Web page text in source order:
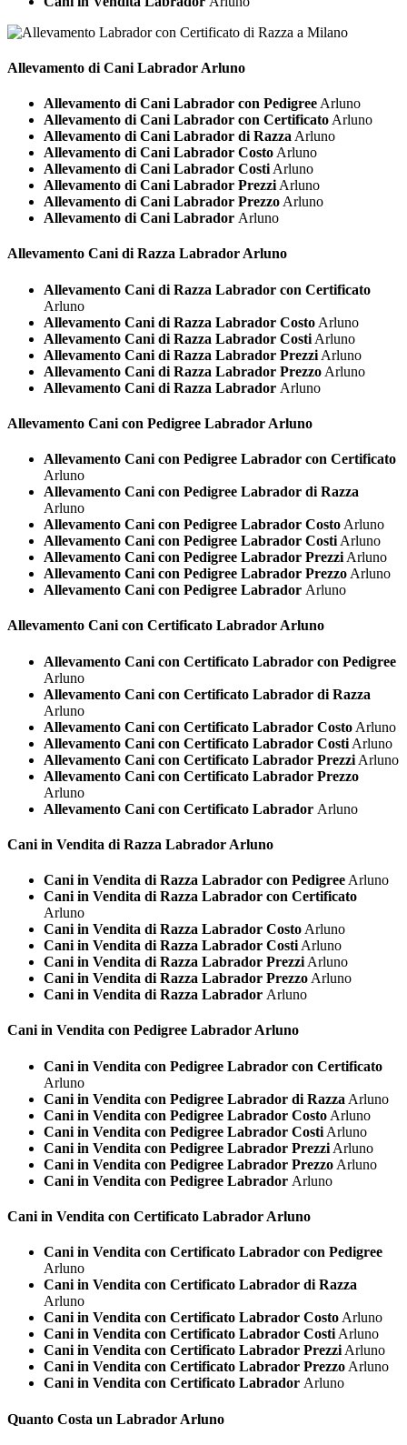
Allevamento di Cani Labrador Arluno
Allevamento di Cani Labrador con Pedigree Arluno
Allevamento di Cani Labrador con Certificato Arluno
Allevamento di Cani Labrador di Razza Arluno
Allevamento di Cani Labrador Costo Arluno
Allevamento di Cani Labrador Costi Arluno
Allevamento di Cani Labrador Prezzi Arluno
Allevamento di Cani Labrador Prezzo Arluno
Allevamento di Cani Labrador Arluno
Allevamento Cani di Razza Labrador Arluno
Allevamento Cani di Razza Labrador con Certificato
Arluno
Allevamento Cani di Razza Labrador Costo Arluno
Allevamento Cani di Razza Labrador Costi Arluno
Allevamento Cani di Razza Labrador Prezzi Arluno
Allevamento Cani di Razza Labrador Prezzo Arluno
Allevamento Cani di Razza Labrador Arluno
Allevamento Cani con Pedigree Labrador Arluno
Allevamento Cani con Pedigree Labrador con Certificato
Arluno
Allevamento Cani con Pedigree Labrador di Razza
Arluno
Allevamento Cani con Pedigree Labrador Costo Arluno
Allevamento Cani con Pedigree Labrador Costi Arluno
Allevamento Cani con Pedigree Labrador Prezzi Arluno
Allevamento Cani con Pedigree Labrador Prezzo Arluno
Allevamento Cani con Pedigree Labrador Arluno
Allevamento Cani con Certificato Labrador Arluno
Allevamento Cani con Certificato Labrador con Pedigree
Arluno
Allevamento Cani con Certificato Labrador di Razza
Arluno
Allevamento Cani con Certificato Labrador Costo Arluno
Allevamento Cani con Certificato Labrador Costi Arluno
Allevamento Cani con Certificato Labrador Prezzi Arluno
Allevamento Cani con Certificato Labrador Prezzo
Arluno
Allevamento Cani con Certificato Labrador Arluno
Cani in Vendita di Razza Labrador Arluno
Cani in Vendita di Razza Labrador con Pedigree Arluno
Cani in Vendita di Razza Labrador con Certificato
Arluno
Cani in Vendita di Razza Labrador Costo Arluno
Cani in Vendita di Razza Labrador Costi Arluno
Cani in Vendita di Razza Labrador Prezzi Arluno
Cani in Vendita di Razza Labrador Prezzo Arluno
Cani in Vendita di Razza Labrador Arluno
Cani in Vendita con Pedigree Labrador Arluno
Cani in Vendita con Pedigree Labrador con Certificato
Arluno
Cani in Vendita con Pedigree Labrador di Razza Arluno
Cani in Vendita con Pedigree Labrador Costo Arluno
Cani in Vendita con Pedigree Labrador Costi Arluno
Cani in Vendita con Pedigree Labrador Prezzi Arluno
Cani in Vendita con Pedigree Labrador Prezzo Arluno
Cani in Vendita con Pedigree Labrador Arluno
Cani in Vendita con Certificato Labrador Arluno
Cani in Vendita con Certificato Labrador con Pedigree
Arluno
Cani in Vendita con Certificato Labrador di Razza
Arluno
Cani in Vendita con Certificato Labrador Costo Arluno
Cani in Vendita con Certificato Labrador Costi Arluno
Cani in Vendita con Certificato Labrador Prezzi Arluno
Cani in Vendita con Certificato Labrador Prezzo Arluno
Cani in Vendita con Certificato Labrador Arluno
Quanto Costa un Labrador Arluno